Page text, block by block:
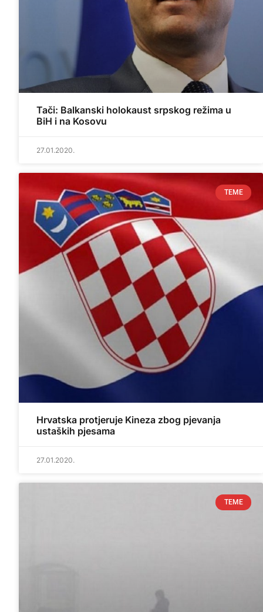
Tači: Balkanski holokaust srpskog režima u
BiH i na Kosovu
27.01.2020.
TEME
Hrvatska protjeruje Kineza zbog pjevanja
ustaških pjesama
27.01.2020.
TEME